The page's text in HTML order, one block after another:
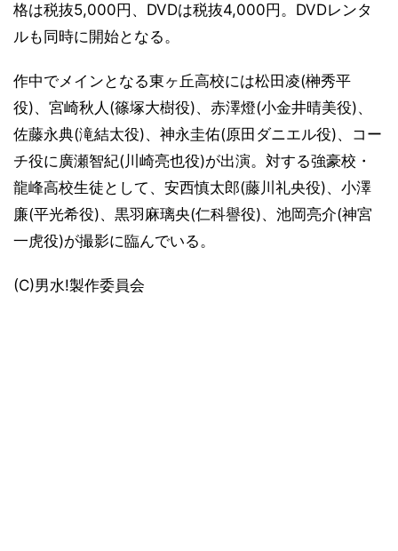
格は税抜5,000円、DVDは税抜4,000円。DVDレンタ
ルも同時に開始となる。
作中でメインとなる東ヶ丘高校には松田凌(榊秀平
役)、宮崎秋人(篠塚大樹役)、赤澤燈(小金井晴美役)、
佐藤永典(滝結太役)、神永圭佑(原田ダニエル役)、コー
チ役に廣瀬智紀(川崎亮也役)が出演。対する強豪校・
龍峰高校生徒として、安西慎太郎(藤川礼央役)、小澤
廉(平光希役)、黒羽麻璃央(仁科譽役)、池岡亮介(神宮
一虎役)が撮影に臨んでいる。
(C)男水!製作委員会